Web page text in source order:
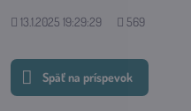
Pridané
13.1.2025 19:29:29
Počet
569
Späť na príspevok